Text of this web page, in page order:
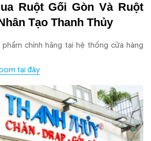
Ruột Gối Gòn Và Ruột
Tạo Thanh Thủy
chính hãng tại hệ thống cửa hàng
tại đây